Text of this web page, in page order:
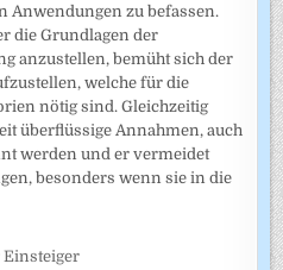
Anwendungen zu befassen.
die Grundlagen der
anzustellen, bemüht sich der
welche für die
nötig sind. Gleichzeitig
überflüssige Annahmen, auch
werden und er vermeidet
besonders wenn sie in die